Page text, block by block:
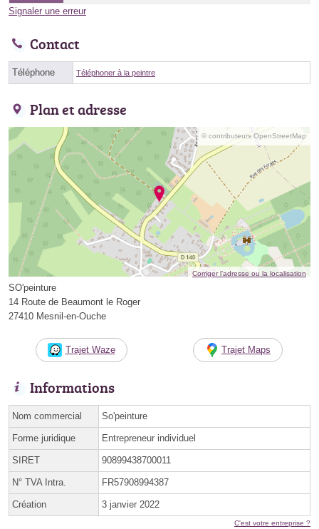
Signaler une erreur
Contact
Téléphone Téléphoner à la peintre
Plan et adresse
© contributeurs OpenStreetMap
Corriger l’adresse ou la localisation
SO'peinture
14 Route de Beaumont le Roger
27410 Mesnil-en-Ouche
Trajet Waze Trajet Maps
Informations
Nom commercial So'peinture
Forme juridique Entrepreneur individuel
SIRET 90899438700011
N° TVA Intra. FR57908994387
Création 3 janvier 2022
C'est votre entreprise ?